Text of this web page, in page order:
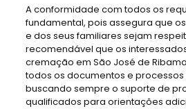
A conformidade com todos os
fundamental, pois assegura que
e dos seus familiares sejam
recomendável que os
cremação em São José de
todos os documentos e processos
buscando sempre o suporte de
qualificados para orientações